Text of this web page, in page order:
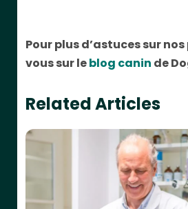
Pour plus d’astuces sur
vous sur leblog canin de
Related Articles